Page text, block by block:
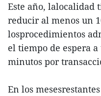
Este año, lalocalidad
reducir al menos un
losprocedimientos
el tiempo de espera
minutos por
En los